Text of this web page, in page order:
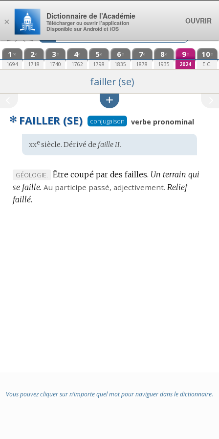
Aller au contenu
1 re
1694
2e
1718
3e
1740
4e
1762
5e
1798
6e
1835
7e
1878
8e
1935
9e
2024
10e
E.C.
failler (se)
✻ FAILLER (SE) conjugaison verbe pronominal
Étymologie
:
xxesiècle. Dérivé de faille II.
MARQUE
DE
DOMAINE
GÉOLOGIE. Être coupé par des failles. Un terrain qui
se faille. Au participe passé, adjectivement. Relief
faillé.
Vous pouvez cliquer sur n’importe quel mot pour naviguer dans le dictionnaire.
×
Dictionnaire de l’Académie
Télécharger ou ouvrir l’application
Disponible sur Android et iOS
OUVRIR